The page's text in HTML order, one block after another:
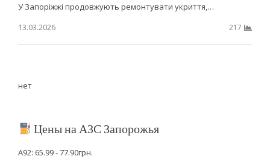
У Запоріжжі продовжують ремонтувати укриття,…
13.03.2026
217
нет
Цены на АЗС Запорожья
А92: 65.99 - 77.90грн.